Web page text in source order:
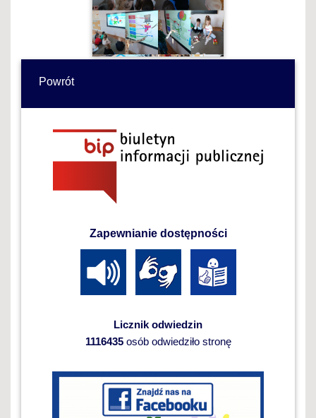
Powrót
Zapewnianie dostępności
Licznik odwiedzin
1116435osób odwiedziło stronę